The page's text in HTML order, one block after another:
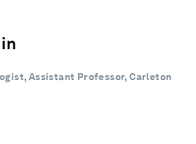
Assistant Professor, Carleton